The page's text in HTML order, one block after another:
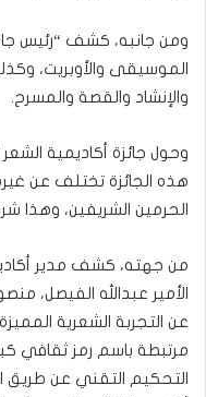
ومن جانبه، كشف “رئيس
الموسيقى والأوبريت،
والإنشاد والقصة والمسرح.
وحول جائزة أكاديمية
هذه الجائزة تختلف عن
الحرمين الشريفين، وهذا
من جهته، كشف مدير
الأمير عبدالله الفيصل،
عن التجربة الشعرية
مرتبطة باسم رمز ثقافي
التحكيم التقني عن